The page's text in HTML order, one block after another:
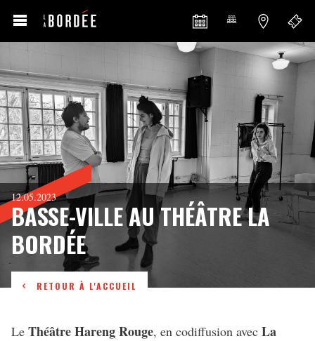
RETOUR À L'ACCUEIL
12.05.2023
BASSE-VILLE AU THÉÂTRE LA
BORDÉE
Le Théâtre Hareng Rouge, en codiffusion avec La